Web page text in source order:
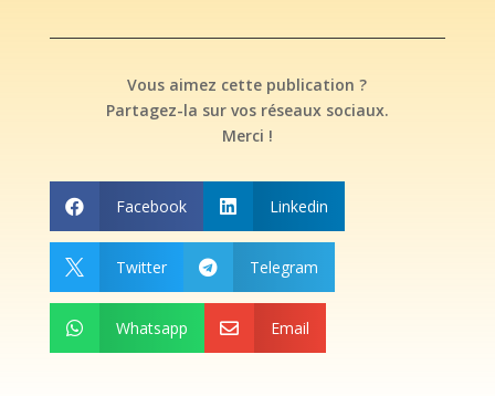
Vous aimez cette publication ?
Partagez-la sur vos réseaux sociaux.
Merci !
 Facebook  Linkedin
 Twitter  Telegram
 Whatsapp  Email